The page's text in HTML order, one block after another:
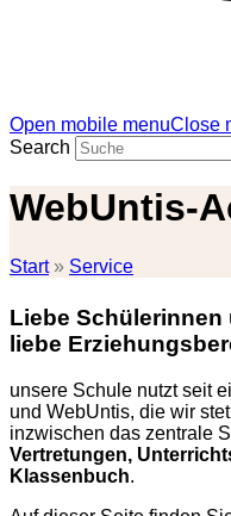
Open mobile menuClose
Search
WebUntis-
Start» Service
Liebe Schülerinnen
liebe
unsere Schule nutzt seit
und WebUntis, die wir
inzwischen das zentrale
Vertretungen,
Klassenbuch.